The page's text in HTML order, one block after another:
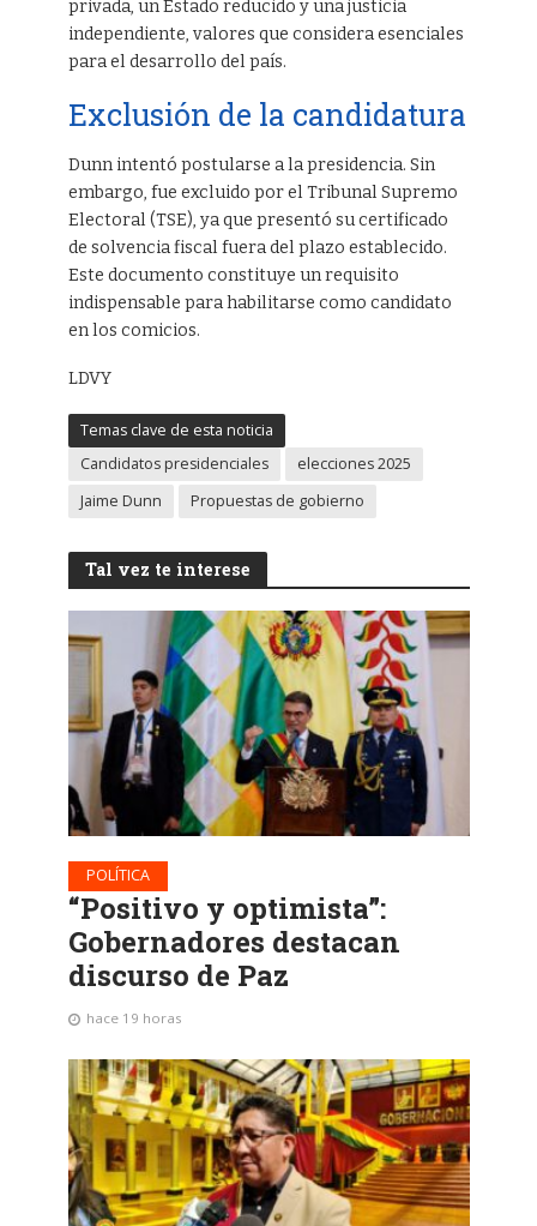
privada, un Estado reducido y una justicia
independiente, valores que considera esenciales
para el desarrollo del país.
Exclusión de la candidatura
Dunn intentó postularse a la presidencia. Sin
embargo, fue excluido por el Tribunal Supremo
Electoral (TSE), ya que presentó su certificado
de solvencia fiscal fuera del plazo establecido.
Este documento constituye un requisito
indispensable para habilitarse como candidato
en los comicios.
LDVY
Temas clave de esta noticia
Candidatos presidenciales
elecciones 2025
Jaime Dunn
Propuestas de gobierno
Tal vez te interese
POLÍTICA
“Positivo y optimista”:
Gobernadores destacan
discurso de Paz
hace 19 horas